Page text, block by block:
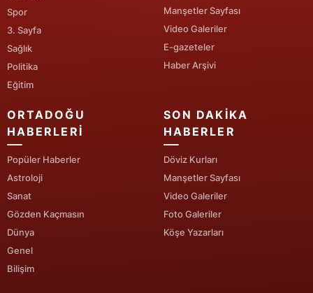
Yalova
Karabük
Kilis
Düzce
Spor
3. Sayfa
Sağlık
Politika
Eğitim
Manşetler Sayfası
Video Galeriler
E-gazeteler
Haber Arşivi
ORTADOĞU
HABERLERI
Popüler Haberler
Astroloji
Sanat
Gözden Kaçmasın
Dünya
Genel
Bilişim
SON DAKIKA
HABERLER
Döviz Kurları
Manşetler Sayfası
Video Galeriler
Foto Galeriler
Köşe Yazarları